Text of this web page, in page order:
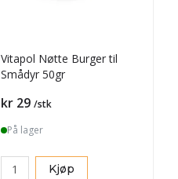
Vitapol Nøtte Burger til
Smådyr 50gr
Pris
kr 29 /stk
På lager
Kjøp